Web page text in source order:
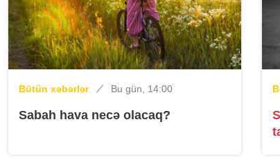
Bütün xəbərlər Bu gün, 14:00
Sabah hava necə olacaq?